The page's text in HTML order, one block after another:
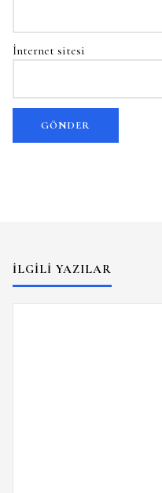
İnternet sitesi
İLGILI YAZILAR